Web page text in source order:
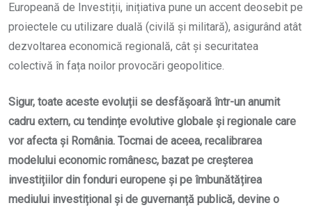
Europeană de Investiții, inițiativa pune un accent deosebit pe
proiectele cu utilizare duală (civilă și militară), asigurând atât
dezvoltarea economică regională, cât și securitatea
colectivă în fața noilor provocări geopolitice.
Sigur, toate aceste evoluții se desfășoară într-un anumit
cadru extern, cu tendințe evolutive globale și regionale care
vor afecta și România. Tocmai de aceea, recalibrarea
modelului economic românesc, bazat pe creșterea
investițiilor din fonduri europene și pe îmbunătățirea
mediului investițional și de guvernanță publică, devine o